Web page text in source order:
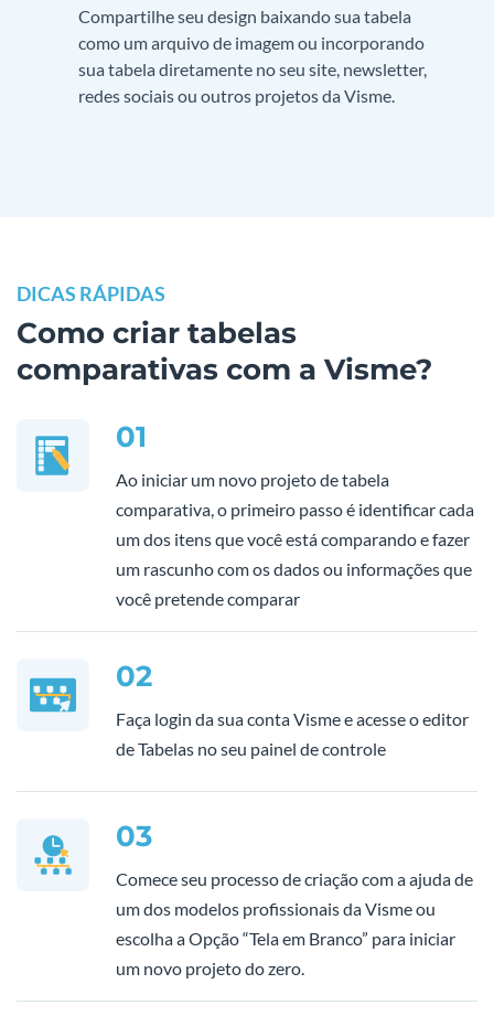
Compartilhe seu design baixando sua tabela
como um arquivo de imagem ou incorporando
sua tabela diretamente no seu site, newsletter,
redes sociais ou outros projetos da Visme.
DICAS RÁPIDAS
Como criar tabelas
comparativas com a Visme?
01
Ao iniciar um novo projeto de tabela
comparativa, o primeiro passo é identificar cada
um dos itens que você está comparando e fazer
um rascunho com os dados ou informações que
você pretende comparar
02
Faça login da sua conta Visme e acesse o editor
de Tabelas no seu painel de controle
03
Comece seu processo de criação com a ajuda de
um dos modelos profissionais da Visme ou
escolha a Opção “Tela em Branco” para iniciar
um novo projeto do zero.